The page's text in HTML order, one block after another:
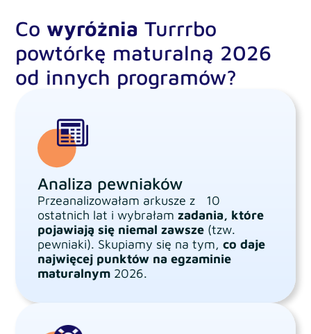
Co wyróżnia Turrrbo
powtórkę maturalną 2026
od innych programów?
Analiza pewniaków
Przeanalizowałam arkusze z 10
ostatnich lat i wybrałamzadania, które
pojawiają się niemal zawsze (tzw.
pewniaki). Skupiamy się na tym,co daje
najwięcej punktów na egzaminie
maturalnym 2026.